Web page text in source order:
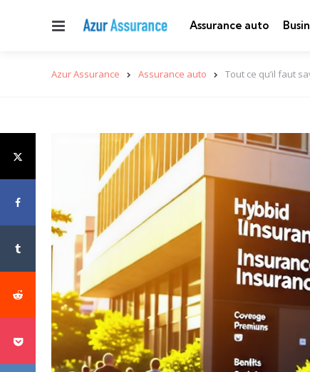
Menu Assurance auto
Azur Assurance Assurance auto Tout ce qu’il faut